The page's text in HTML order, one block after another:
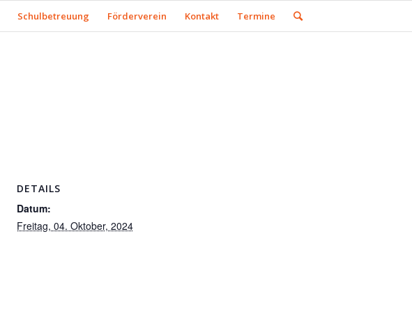
Schulbetreuung Förderverein Kontakt Termine
DETAILS
Datum:
Freitag, 04. Oktober, 2024